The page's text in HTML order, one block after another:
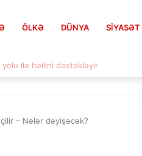
ÖLKƏ DÜNYA SIYASƏT
mediaya ötürən nazir barədə qərar
– Nələr dəyişəcək?